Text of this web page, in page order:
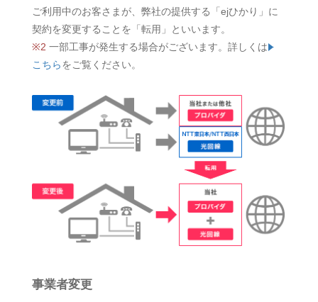
ご利用中のお客さまが、弊社の提供する「ejひかり」に
契約を変更することを「転用」といいます。
※2 一部工事が発生する場合がございます。詳しくは
こちらをご覧ください。
事業者変更